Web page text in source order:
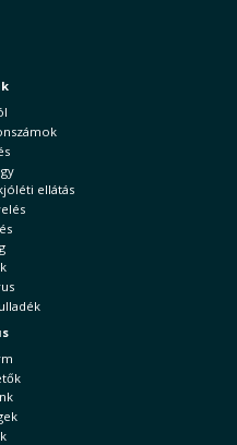
ellátás